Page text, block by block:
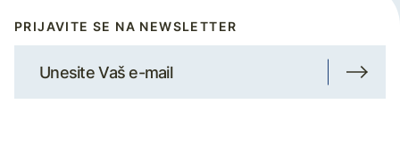
PRIJAVITE SE NA NEWSLETTER